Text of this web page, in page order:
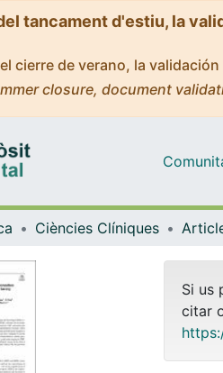
tancament d'estiu, la
cierre de verano, la
closure, document
Ciències Clíniques
Si us
citar